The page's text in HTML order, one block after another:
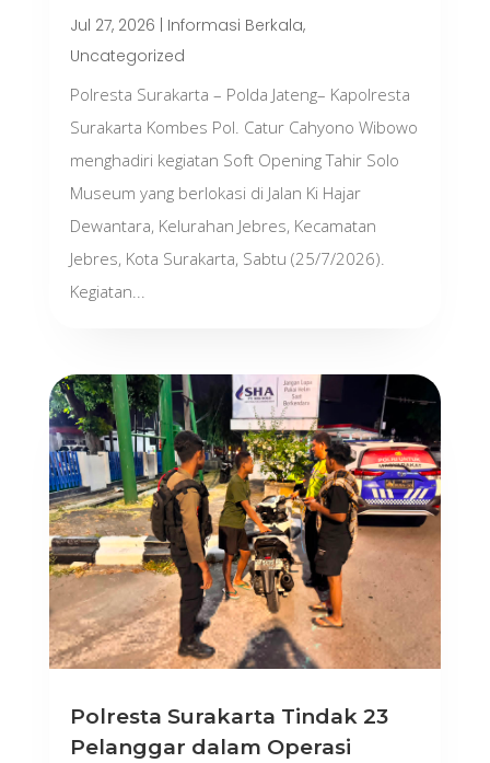
Jul 27, 2026 Informasi Berkala,
Uncategorized
Polresta Surakarta – Polda Jateng– Kapolresta
Surakarta Kombes Pol. Catur Cahyono Wibowo
menghadiri kegiatan Soft Opening Tahir Solo
Museum yang berlokasi di Jalan Ki Hajar
Dewantara, Kelurahan Jebres, Kecamatan
Jebres, Kota Surakarta, Sabtu (25/7/2026).
Kegiatan...
Polresta Surakarta Tindak 23
Pelanggar dalam Operasi